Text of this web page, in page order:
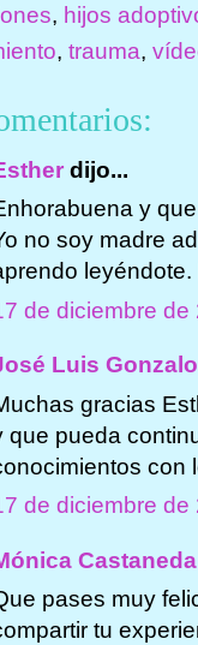
, hijos
,trauma,
dijo...
y
no soy madre
de diciembre de
Luis
gracias
que pueda
con
de diciembre de
pases muy
tu